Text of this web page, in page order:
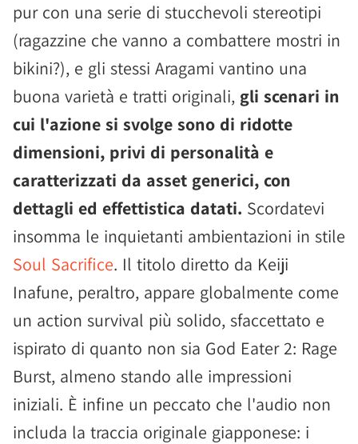
pur con una serie di stucchevoli stereotipi
(ragazzine che vanno a combattere mostri in
bikini?), e gli stessi Aragami vantino una
buona varietà e tratti originali, gli scenari in
cui l'azione si svolge sono di ridotte
dimensioni, privi di personalità e
caratterizzati da asset generici, con
dettagli ed effettistica datati. Scordatevi
insomma le inquietanti ambientazioni in stile
Soul Sacrifice. Il titolo diretto da Keiji
Inafune, peraltro, appare globalmente come
un action survival più solido, sfaccettato e
ispirato di quanto non sia God Eater 2: Rage
Burst, almeno stando alle impressioni
iniziali. È infine un peccato che l'audio non
includa la traccia originale giapponese: i